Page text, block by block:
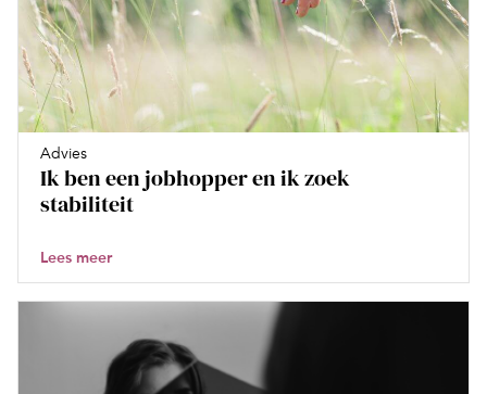
Advies
Ik ben een jobhopper en ik zoek
stabiliteit
Lees meer